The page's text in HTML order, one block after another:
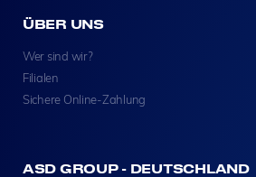
ÜBER UNS
Wer sind wir?
Filialen
Sichere Online-Zahlung
ASD GROUP - DEUTSCHLAND